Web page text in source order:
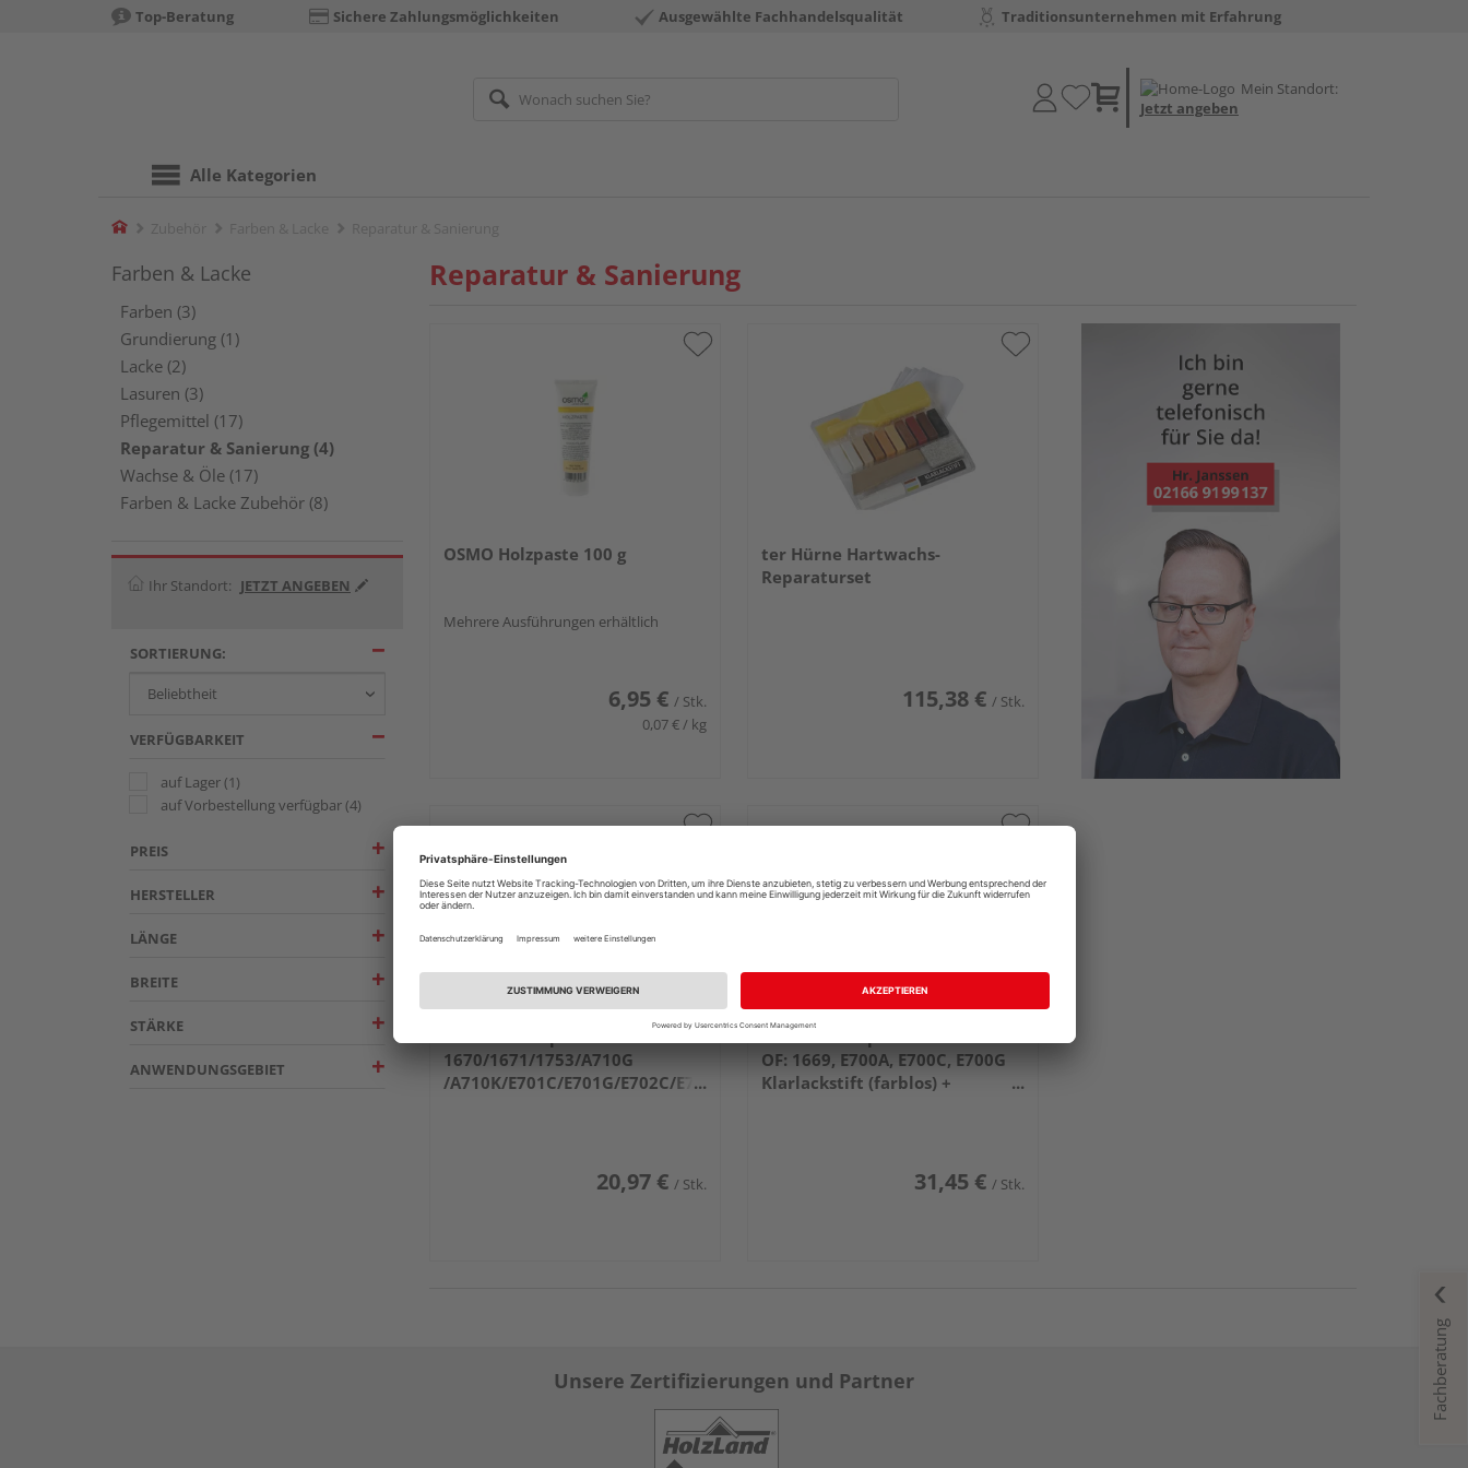
Top-Beratung Sichere Zahlungsmöglichkeiten Ausgewählte Fachhandelsqualität Traditionsunternehmen mit Erfahrung
Mein Standort:
Jetzt angeben
Alle Kategorien
Home
Farben & Lacke
Farben (3)
Grundierung (1)
Lacke (2)
Lasuren (3)
Pflegemittel (17)
Reparatur & Sanierung (4)
Wachse & Öle (17)
Farben & Lacke Zubehör (8)
Ihr Standort: JETZT ANGEBEN
SORTIERUNG:
VERFÜGBARKEIT
auf Lager(1)
auf Vorbestellung verfügbar(4)
PREIS
HERSTELLER
LÄNGE
BREITE
STÄRKE
ANWENDUNGSGEBIET
Reparatur & Sanierung
OSMO Holzpaste 100 g
Mehrere Ausführungen erhältlich
6,95 € / Stk.
0,07 € / kg
ter Hürne Hartwachs-
Reparaturset
115,38 € / Stk.
1670/1671/1753/A710G
/A710K/E701C/E701G/E702C/E702G/E703G/
20,97 € / Stk.
ter Hürne Reparaturset EVO für
OF: 1669, E700A, E700C, E700G
Klarlackstift (farblos) +
31,45 € / Stk.
Fachberatung
Unsere Zertifizierungen und Partner